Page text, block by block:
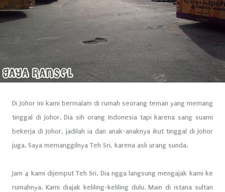
Di Johor ini kami bermalam di rumah seorang teman yang memang
tinggal di Johor. Dia sih orang Indonesia tapi karena sang suami
bekerja di Johor, jadilah ia dan anak-anaknya ikut tinggal di Johor
juga. Saya memanggilnya Teh Sri, karena asli urang sunda.
Jam 4 kami dijemput Teh Sri. Dia ngga langsung mengajak kami ke
rumahnya. Kami diajak keliling-keliling dulu. Main di istana sultan